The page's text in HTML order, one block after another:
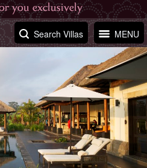
MENU
Search Villas